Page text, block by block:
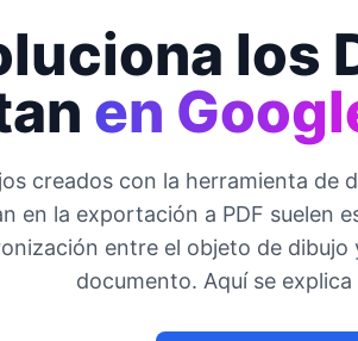
los
en
creados con la herramienta de
en la exportación a PDF suelen
entre el objeto de
documento. Aquí se